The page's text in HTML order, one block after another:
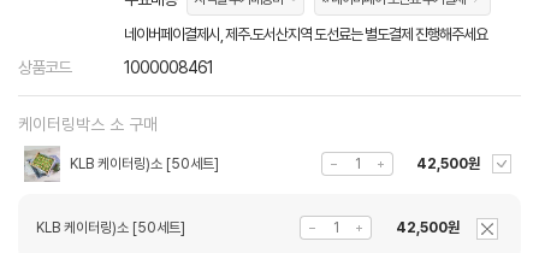
네이버페이결제시, 제주.도서산지역 도선료는 별도결제 진행해주세요
상품코드 1000008461
케이터링박스 소 구매
KLB 케이터링)소 [50세트] 42,500원
KLB 케이터링)소 [50세트] 42,500원